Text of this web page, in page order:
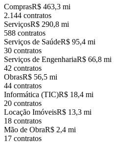
ComprasR$ 463,3 mi
2.144 contratos
ServiçosR$ 290,8 mi
588 contratos
Serviços de SaúdeR$ 95,4 mi
30 contratos
Serviços de EngenhariaR$ 66,8 mi
42 contratos
ObrasR$ 56,5 mi
44 contratos
Informática (TIC)R$ 18,4 mi
20 contratos
Locação ImóveisR$ 13,3 mi
18 contratos
Mão de ObraR$ 2,4 mi
17 contratos